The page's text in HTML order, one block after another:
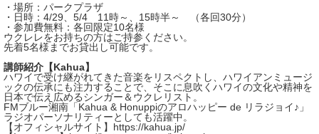
・場所：パークプラザ
・日時：4/29、5/4 11時～、15時半～ （各回30分）
・参加費無料：各回限定10名様
ウクレレをお持ちの方はご持参ください。
先着5名様までお貸出し可能です。
講師紹介【Kahua】
ハワイで受け継がれてきた音楽をリスペクトし、ハワイアンミュージ
ックの伝承にも注力することで、そこに息吹くハワイの文化や精神を
日本で伝え広めるシンガー＆ウクレリスト。
FMブルー湘南「Kahua & Honuppiのアロハッピー de リラジョイ♪」
ラジオパーソナリティーとしても活躍中。
【オフィシャルサイト】 https://kahua.jp/